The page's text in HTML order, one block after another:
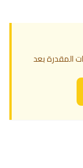
المقدرة بعد